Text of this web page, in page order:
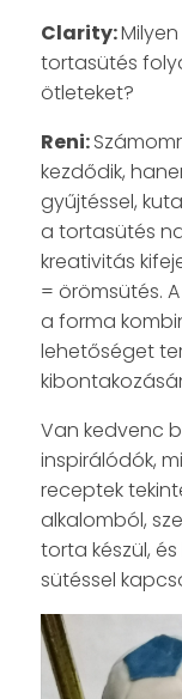
Clarity:
tortasütés
ötleteket?
Reni:
kezdődik,
gyűjtéssel,
a tortasütés
kreativitás
= örömsütés.
a forma
lehetőséget
Van kedvenc
inspirálódók,
receptek
alkalomból,
torta készül,
sütéssel